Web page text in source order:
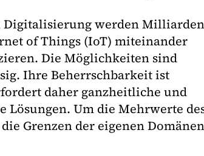
Digitalisierung werden
of Things (IoT) miteinander
Die Möglichkeiten sind
Ihre Beherrschbarkeit ist
daher ganzheitliche und
Um die Mehrwerte
Grenzen der eigenen Domänen